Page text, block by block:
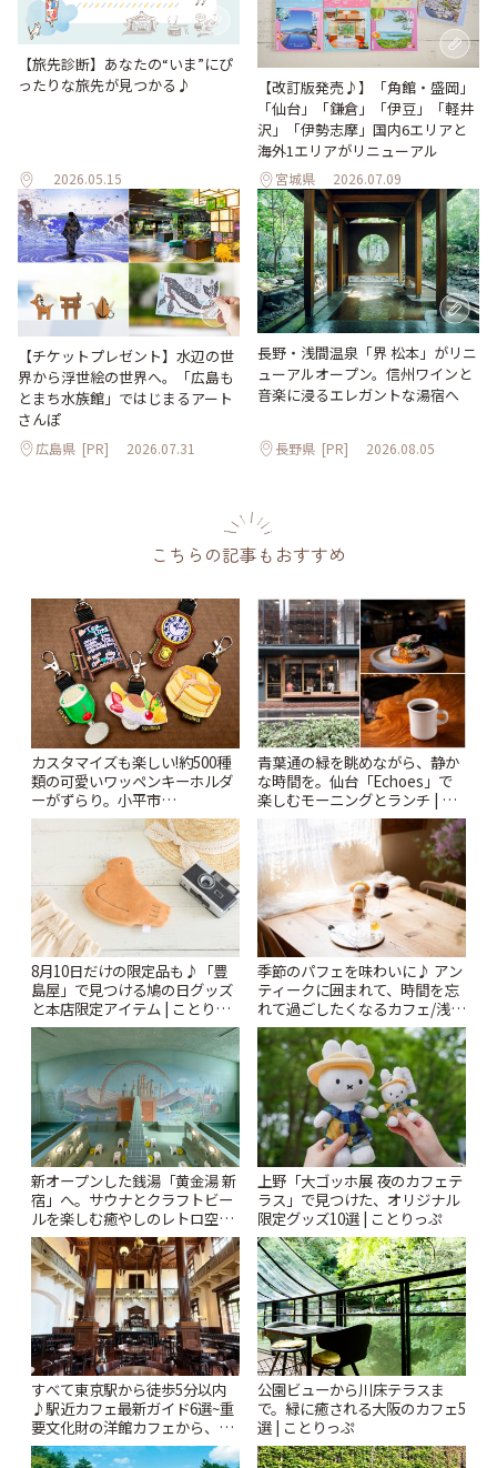
【旅先診断】あなたの“いま”にぴ
ったりな旅先が見つかる♪
2026.05.15
【改訂版発売♪】「角館・盛岡」
「仙台」「鎌倉」「伊豆」「軽井
沢」「伊勢志摩」国内6エリアと
海外1エリアがリニューアル
宮城県 2026.07.09
【チケットプレゼント】水辺の世
界から浮世絵の世界へ。「広島も
とまち水族館」ではじまるアート
さんぽ
広島県 [PR] 2026.07.31
長野・浅間温泉「界 松本」がリニ
ューアルオープン。信州ワインと
音楽に浸るエレガントな湯宿へ
長野県 [PR] 2026.08.05
こちらの記事もおすすめ
カスタマイズも楽しい!約500種
類の可愛いワッペンキーホルダ
ーがずらり。小平市
「Kimamaya T&K」 | ことりっ
青葉通の緑を眺めながら、静か
な時間を。仙台「Echoes」で
楽しむモーニングとランチ | こ
とりっぷ
8月10日だけの限定品も♪「豊
島屋」で見つける鳩の日グッズ
と本店限定アイテム | ことりっ
ぷ
季節のパフェを味わいに♪ アン
ティークに囲まれて、時間を忘
れて過ごしたくなるカフェ/浅草
「annorum cafe」 | ことりっぷ
新オープンした銭湯「黄金湯 新
宿」へ。サウナとクラフトビー
ルを楽しむ癒やしのレトロ空間
| ことりっぷ
上野「大ゴッホ展 夜のカフェテ
ラス」で見つけた、オリジナル
限定グッズ10選 | ことりっぷ
すべて東京駅から徒歩5分以内
♪駅近カフェ最新ガイド6選~重
要文化財の洋館カフェから、改
札すぐのレトロ喫茶まで~ | こと
公園ビューから川床テラスま
で。緑に癒される大阪のカフェ5
選 | ことりっぷ